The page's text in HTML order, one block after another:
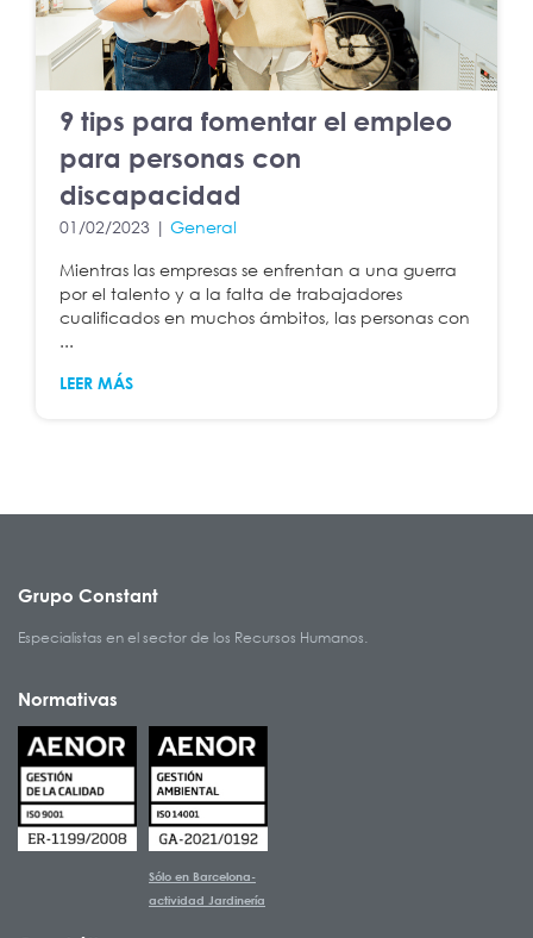
9 tips para fomentar el empleo
para personas con
discapacidad
01/02/2023 | General
Mientras las empresas se enfrentan a una guerra
por el talento y a la falta de trabajadores
cualificados en muchos ámbitos, las personas con
...
LEER MÁS
Grupo Constant
Especialistas en el sector de los Recursos Humanos.
Normativas
Sólo en Barcelona-
actividad Jardinería